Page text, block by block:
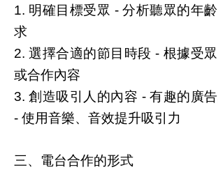
1. 明確目標受眾 -分析聽眾的年
求
2.選擇合適的節目時段 - 根據受
或合作內容
3.創造吸引人的內容 -有趣的廣
- 使用音樂、音效提升吸引力
三、電台合作的形式